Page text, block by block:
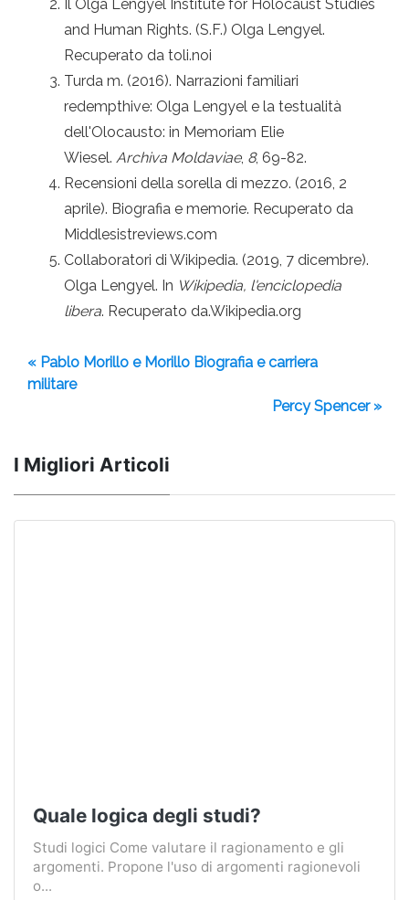
Il Olga Lengyel Institute for Holocaust Studies
and Human Rights. (S.F.) Olga Lengyel.
Recuperato da toli.noi
Turda m. (2016). Narrazioni familiari
redempthive: Olga Lengyel e la testualità
dell'Olocausto: in Memoriam Elie
Wiesel. Archiva Moldaviae, 8, 69-82.
Recensioni della sorella di mezzo. (2016, 2
aprile). Biografia e memorie. Recuperato da
Middlesistreviews.com
Collaboratori di Wikipedia. (2019, 7 dicembre).
Olga Lengyel. In Wikipedia, l'enciclopedia
libera. Recuperato da.Wikipedia.org
« Pablo Morillo e Morillo Biografia e carriera
militare
Percy Spencer »
I Migliori Articoli
Quale logica degli studi?
Studi logici Come valutare il ragionamento e gli
argomenti. Propone l'uso di argomenti ragionevoli
o...